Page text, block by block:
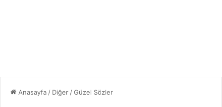
Anasayfa / Diğer /Güzel Sözler